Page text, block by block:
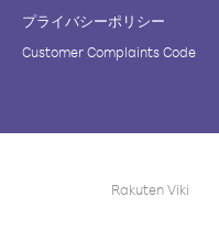
プライバシーポリシー
Customer Complaints Code
Rakuten Viki